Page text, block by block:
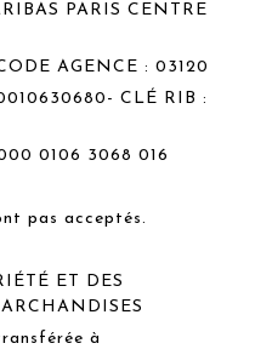
PARIS CENTRE
AGENCE : 03120
CLÉ RIB :
0106 3068 016
pas acceptés.
ET DES
à